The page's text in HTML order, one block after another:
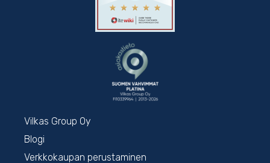
Vilkas Group Oy
Blogi
Verkkokaupan perustaminen